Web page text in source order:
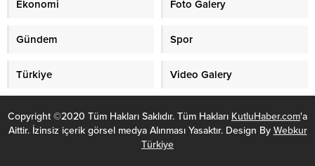
Ekonomi Foto Galery
Gündem Spor
Türkiye Video Galery
Copyright ©2020 Tüm Hakları Saklıdır. Tüm Hakları KutluHaber.com'a
Aittir. İzinsiz içerik görsel medya Alınması Yasaktır. Design By Webkur
Türkiye